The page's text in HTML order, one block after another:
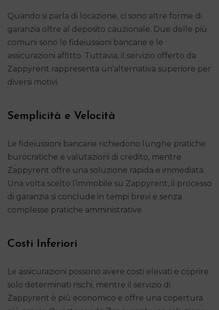
Quando si parla di locazione, ci sono altre forme di
garanzia oltre al deposito cauzionale. Due delle più
comuni sono le fideiussioni bancarie e le
assicurazioni affitto. Tuttavia, il servizio offerto da
Zappyrent rappresenta un’alternativa superiore per
diversi motivi.
Semplicità e Velocità
Le fideiussioni bancarie richiedono lunghe pratiche
burocratiche e valutazioni di credito, mentre
Zappyrent offre una soluzione rapida e immediata.
Una volta scelto l’immobile su Zappyrent, il processo
di garanzia si conclude in tempi brevi e senza
complesse pratiche amministrative.
Costi Inferiori
Le assicurazioni possono avere costi elevati e coprire
solo determinati rischi, mentre il servizio di
Zappyrent è più economico e offre una copertura